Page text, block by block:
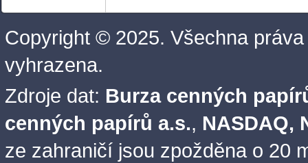
Copyright © 2025. Všechna práva
vyhrazena.
Zdroje dat: Burza cenných
cenných papírů a.s., NASDAQ,
ze zahraničí jsou zpožděna o 20